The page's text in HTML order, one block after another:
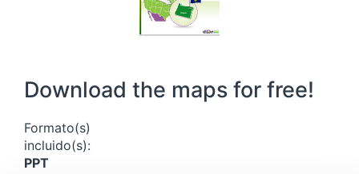
Download the maps for free!
Formato(s)
incluido(s):
PPT